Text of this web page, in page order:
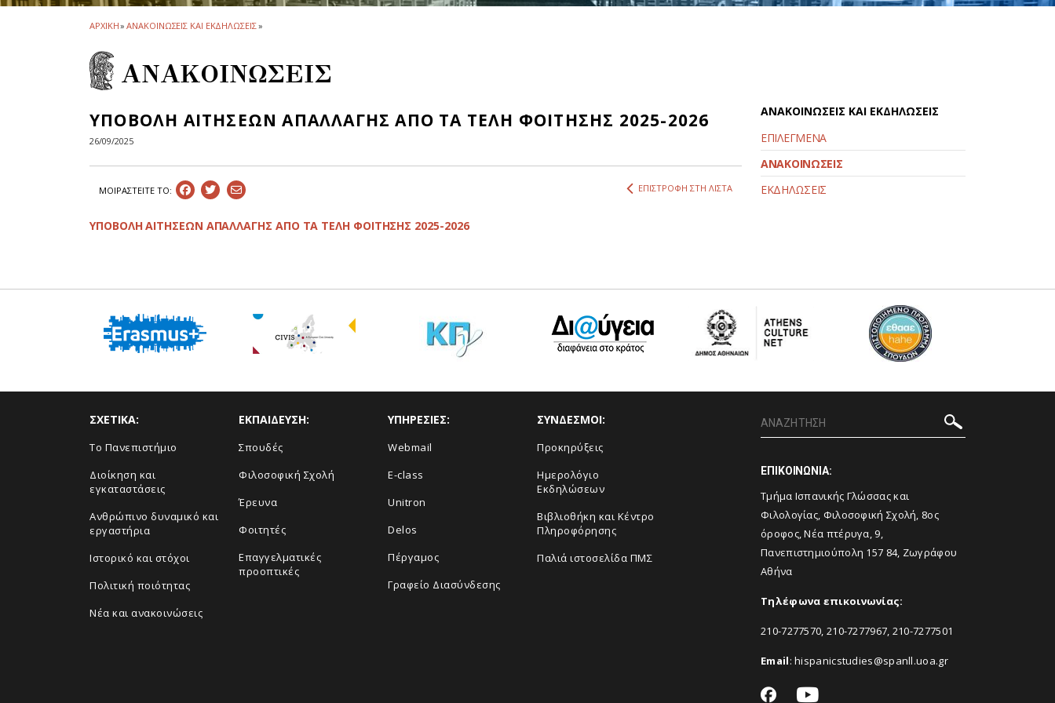
ΑΡΧΙΚΗ» ΑΝΑΚΟΙΝΩΣΕΙΣ ΚΑΙ ΕΚΔΗΛΩΣΕΙΣ»
ΑΝΑΚΟΙΝΩΣΕΙΣ
ΥΠΟΒΟΛΗ ΑΙΤΗΣΕΩΝ ΑΠΑΛΛΑΓΗΣ ΑΠΟ ΤΑ ΤΕΛΗ ΦΟΙΤΗΣΗΣ 2025-2026
26/09/2025
ΜΟΙΡΑΣΤEIΤΕ ΤΟ: ΕΠΙΣΤΡΟΦΗ ΣΤΗ ΛΙΣΤΑ
ΥΠΟΒΟΛΗ ΑΙΤΗΣΕΩΝ ΑΠΑΛΛΑΓΗΣ ΑΠΟ ΤΑ ΤΕΛΗ ΦΟΙΤΗΣΗΣ 2025-2026
ΑΝΑΚΟΙΝΩΣΕΙΣ ΚΑΙ ΕΚΔΗΛΩΣΕΙΣ
ΕΠΙΛΕΓΜΕΝΑ
ΑΝΑΚΟΙΝΩΣΕΙΣ
ΕΚΔΗΛΩΣΕΙΣ
ΣΧΕΤΙΚΑ:
Το Πανεπιστήμιο
Διοίκηση και
εγκαταστάσεις
Ανθρώπινο δυναμικό και
εργαστήρια
Ιστορικό και στόχοι
Πολιτική ποιότητας
Νέα και ανακοινώσεις
ΕΚΠΑΙΔΕΥΣΗ:
Σπουδές
Φιλοσοφική Σχολή
Έρευνα
Φοιτητές
Επαγγελματικές
προοπτικές
ΥΠΗΡΕΣΙΕΣ:
Webmail
E-class
Unitron
Delos
Πέργαμος
Γραφείο Διασύνδεσης
ΣΥΝΔΕΣΜΟΙ:
Προκηρύξεις
Ημερολόγιο
Εκδηλώσεων
Βιβλιοθήκη και Κέντρο
Πληροφόρησης
Παλιά ιστοσελίδα ΠΜΣ
ΕΠΙΚΟΙΝΩΝΙΑ:
Τμήμα Ισπανικής Γλώσσας και
Φιλολογίας, Φιλοσοφική Σχολή, 8ος
όροφος, Νέα πτέρυγα, 9,
Πανεπιστημιούπολη 157 84, Ζωγράφου
Αθήνα
Τηλέφωνα επικοινωνίας:
210-7277570, 210-7277967, 210-7277501
Email:hispanicstudies@spanll.uoa.gr